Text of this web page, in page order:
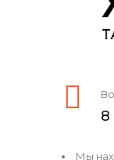
8
Мы